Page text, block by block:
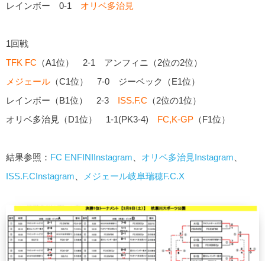
レインボー 0-1 オリベ多治見
1回戦
TFK FC （A1位） 2-1 アンフィニ（2位の2位）
メジェール （C1位） 7-0 ジーベック（E1位）
レインボー（B1位） 2-3 ISS.F.C （2位の1位）
オリベ多治見（D1位） 1-1(PK3-4) FC,K-GP （F1位）
結果参照： FC ENFINIInstagram オリベ多治見Instagram
ISS.F.CInstagram
メジェール岐阜瑞穂F.C.X